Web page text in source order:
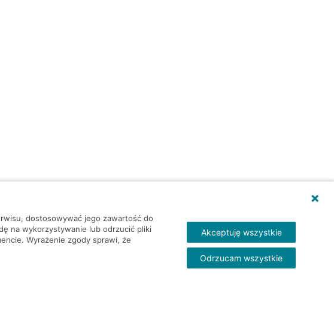
dostosowywać jego zawartość do
na wykorzystywanie lub odrzucić pliki
Wyrażenie zgody sprawi, że
Akceptuję wszystkie
Odrzucam wszystkie